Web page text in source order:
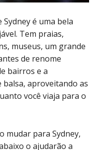
é uma bela
Tem praias,
museus, um grande
de renome
bairros e a
aproveitando as
você viaja para o
mudar para Sydney,
o ajudarão a